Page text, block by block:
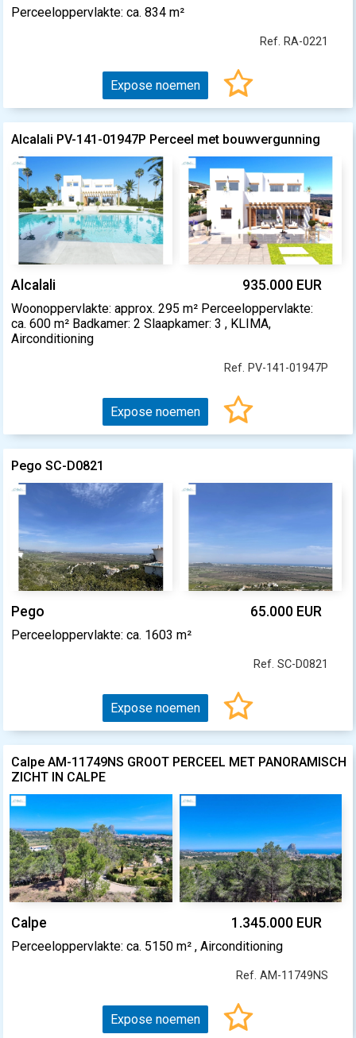
Perceeloppervlakte: ca. 834 m²
Ref. RA-0221
Expose noemen
Alcalali PV-141-01947P Perceel met bouwvergunning
Alcalali 935.000 EUR
Woonoppervlakte: approx. 295 m² Perceeloppervlakte:
ca. 600 m² Badkamer: 2 Slaapkamer: 3 , KLIMA,
Airconditioning
Ref. PV-141-01947P
Expose noemen
Pego SC-D0821
Pego 65.000 EUR
Perceeloppervlakte: ca. 1603 m²
Ref. SC-D0821
Expose noemen
Calpe AM-11749NS GROOT PERCEEL MET PANORAMISCH
ZICHT IN CALPE
Calpe 1.345.000 EUR
Perceeloppervlakte: ca. 5150 m² , Airconditioning
Ref. AM-11749NS
Expose noemen